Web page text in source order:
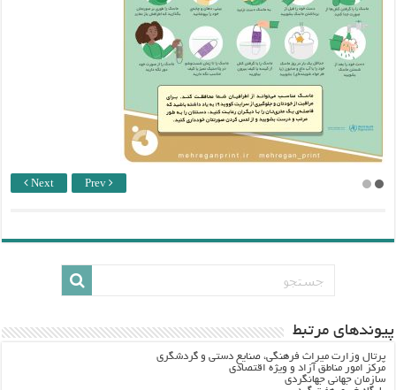
Next Prev
پيوندهاي مرتبط
پرتال وزارت ميراث فرهنگي، صنایع دستی و گردشگري
مرکز امور مناطق آزاد و ویژه اقتصادی
سازمان جهانی جهانگردی